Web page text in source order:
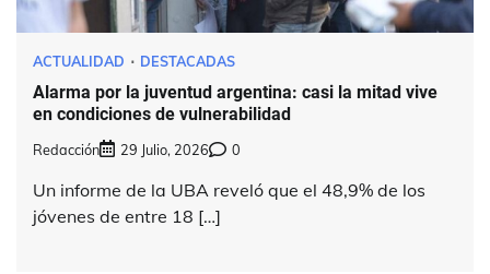
ACTUALIDAD DESTACADAS
Alarma por la juventud argentina: casi la mitad vive
en condiciones de vulnerabilidad
Redacción 29 Julio, 2026 0
Un informe de la UBA reveló que el 48,9% de los
jóvenes de entre 18 […]